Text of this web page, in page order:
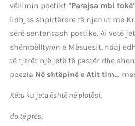
vëllimin poetikt ”Parajsa mbi tokë
lidhjes shpirtërore të njeriut me
sërë sentencash poetike. Ai vetë
shëmbëlltyrën e Mësuesit, ndaj
të tjerët një jetë të pastër dhe
poezia Në shtëpinë e Atit tim…
Këtu ku jeta është në plotësi,
do të pres,